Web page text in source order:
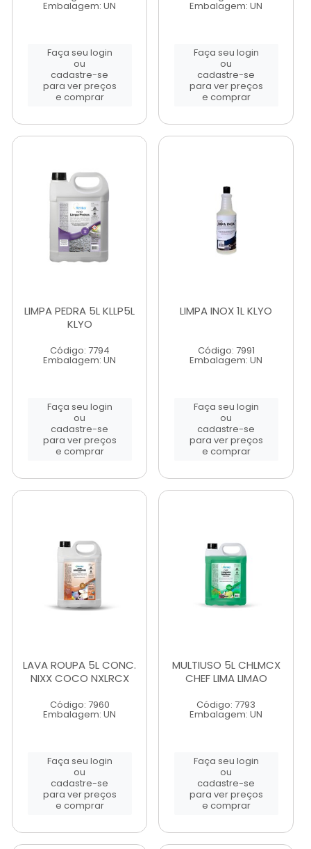
Embalagem: UN
Faça seu login
ou
cadastre-se
para ver preços
e comprar
Embalagem: UN
Faça seu login
ou
cadastre-se
para ver preços
e comprar
LIMPA PEDRA 5L KLLP5L
KLYO
Código: 7794
Embalagem: UN
Faça seu login
ou
cadastre-se
para ver preços
e comprar
LIMPA INOX 1L KLYO
Código: 7991
Embalagem: UN
Faça seu login
ou
cadastre-se
para ver preços
e comprar
LAVA ROUPA 5L CONC.
NIXX COCO NXLRCX
Código: 7960
Embalagem: UN
Faça seu login
ou
cadastre-se
para ver preços
e comprar
MULTIUSO 5L CHLMCX
CHEF LIMA LIMAO
Código: 7793
Embalagem: UN
Faça seu login
ou
cadastre-se
para ver preços
e comprar